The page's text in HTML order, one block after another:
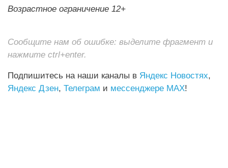
Возрастное ограничение 12+
Сообщите нам об ошибке: выделите фрагмент и
нажмите ctrl+enter.
Подпишитесь на наши каналы в Яндекс Новостях,
Яндекс Дзен, Телеграм и мессенджере MAX!